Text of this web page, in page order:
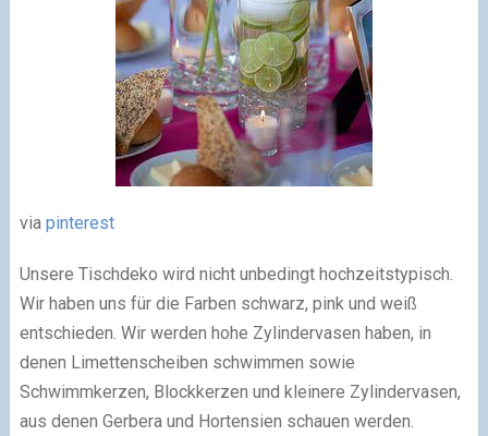
via pinterest
Unsere Tischdeko wird nicht unbedingt hochzeitstypisch.
Wir haben uns für die Farben schwarz, pink und weiß
entschieden. Wir werden hohe Zylindervasen haben, in
denen Limettenscheiben schwimmen sowie
Schwimmkerzen, Blockkerzen und kleinere Zylindervasen,
aus denen Gerbera und Hortensien schauen werden.